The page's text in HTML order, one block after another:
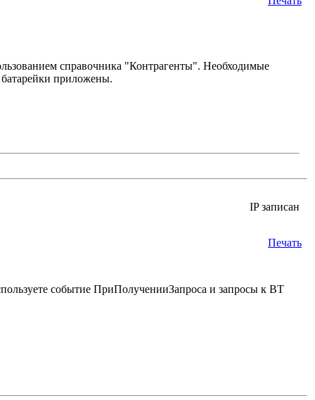
справочника "Контрагенты". Необходимые
приложены.
IP записан
Печать
событие ПриПолученииЗапроса и запросы к ВТ